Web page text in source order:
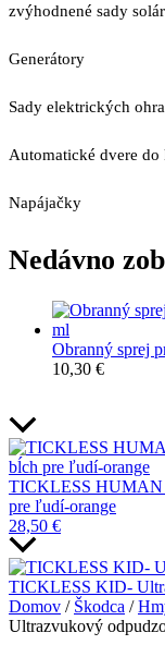
zvýhodnené sady
Generátory
Sady elektrických
Automatické dvere do
Napájačky
Nedávno
Obranný sprej
10,30 €
TICKLESS HUMAN
pre ľudí-orange
28,50 €
TICKLESS KID-
Domov / Škodca /
Ultrazvukový